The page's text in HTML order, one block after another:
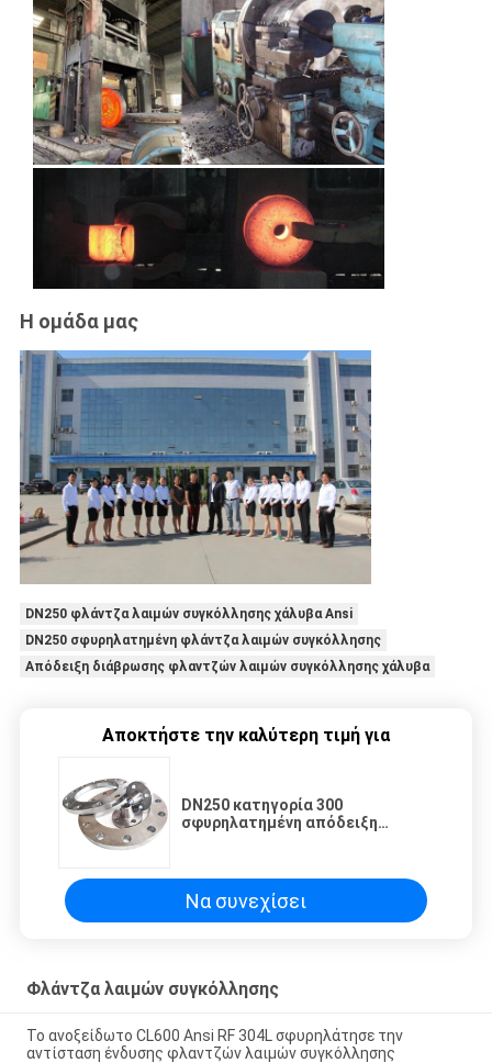
Η ομάδα μας
DN250 φλάντζα λαιμών συγκόλλησης χάλυβα Ansi
DN250 σφυρηλατημένη φλάντζα λαιμών συγκόλλησης
Απόδειξη διάβρωσης φλαντζών λαιμών συγκόλλησης χάλυβα
Αποκτήστε την καλύτερη τιμή για
DN250 κατηγορία 300
σφυρηλατημένη απόδειξη
Να συνεχίσει
Φλάντζα λαιμών συγκόλλησης
Το ανοξείδωτο CL600 Ansi RF 304L σφυρηλάτησε την
αντίσταση ένδυσης φλαντζών λαιμών συγκόλλησης